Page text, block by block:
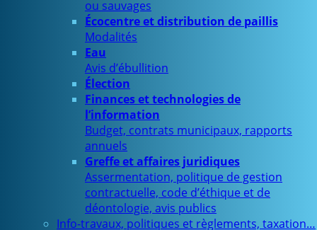
ou sauvages
Écocentre et distribution de paillis
Modalités
Eau
Avis d’ébullition
Élection
Finances et technologies de
l’information
Budget, contrats municipaux, rapports
annuels
Greffe et affaires juridiques
Assermentation, politique de gestion
contractuelle, code d’éthique et de
déontologie, avis publics
Info-travaux, politiques et règlements, taxation…